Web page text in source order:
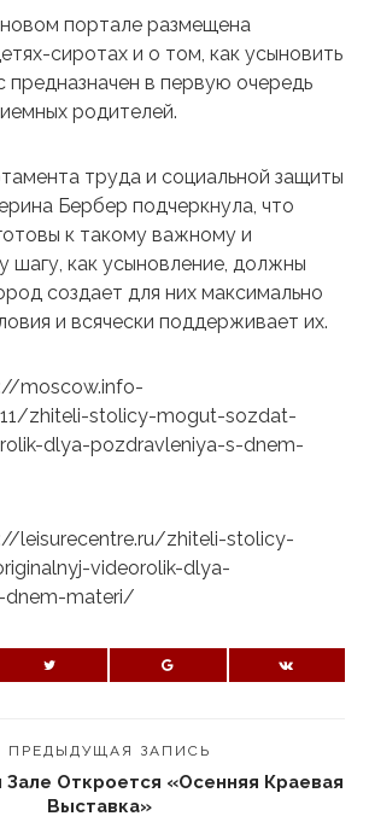
портале размещена
сиротах и ​​о том, как усыновить
предназначен в первую очередь
родителей.
труда и социальной защиты
Бербер подчеркнула, что
к такому важному и
шагу, как усыновление, должны
создает для них максимально
и всячески поддерживает их.
moscow.info-
zhiteli-stolicy-mogut-sozdat-
dlya-pozdravleniya-s-dnem-
leisurecentre.ru/zhiteli-stolicy-
videorolik-dlya-
dnem-materi/
ПРЕДЫДУЩАЯ ЗАПИСЬ
Откроется «Осенняя Краевая
Выставка»